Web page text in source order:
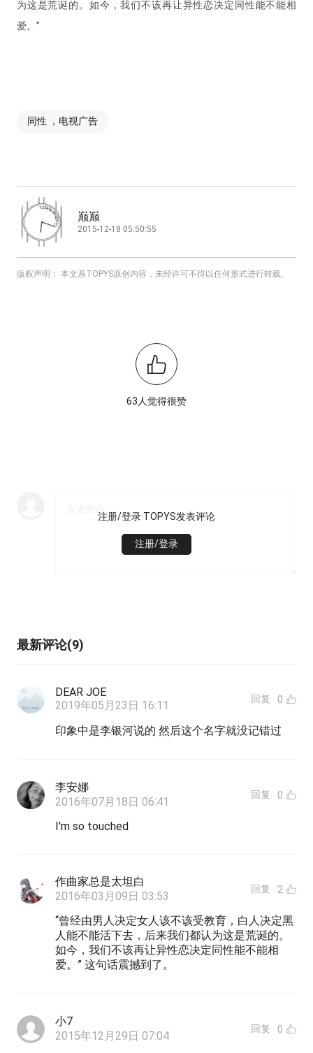
为这是荒诞的。如今，我们不该再让异性恋决定同性能不能相
爱。”
同性 ，电视广告
巅巅
2015-12-18 05:50:55
版权声明： 本文系TOPYS原创内容，未经许可不得以任何形式进行转载。
63人觉得很赞
注册/登录 TOPYS发表评论
注册/登录
最新评论(9)
DEAR JOE
2019年05月23日 16:11
回复 0
印象中是李银河说的 然后这个名字就没记错过
李安娜
2016年07月18日 06:41
回复 0
I'm so touched
作曲家总是太坦白
2016年03月09日 03:53
回复 2
“曾经由男人决定女人该不该受教育，白人决定黑
人能不能活下去，后来我们都认为这是荒诞的。
如今，我们不该再让异性恋决定同性能不能相
爱。” 这句话震撼到了。
小7
2015年12月29日 07:04
回复 0